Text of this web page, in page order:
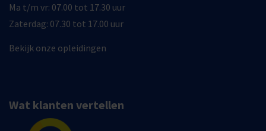
Ma t/m vr: 07.00 tot 17.30 uur
Zaterdag: 07.30 tot 17.00 uur
Bekijk onze opleidingen
Wat klanten vertellen